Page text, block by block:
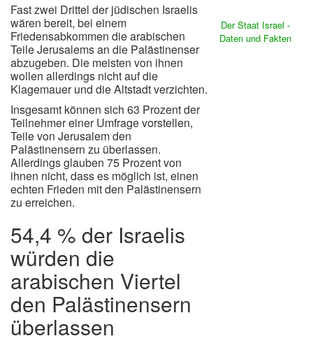
Fast zwei Drittel der jüdischen Israelis
wären bereit, bei einem
Friedensabkommen die arabischen
Teile Jerusalems an die Palästinenser
abzugeben. Die meisten von ihnen
wollen allerdings nicht auf die
Klagemauer und die Altstadt verzichten.
Insgesamt können sich 63 Prozent der
Teilnehmer einer Umfrage vorstellen,
Teile von Jerusalem den
Palästinensern zu überlassen.
Allerdings glauben 75 Prozent von
ihnen nicht, dass es möglich ist, einen
echten Frieden mit den Palästinensern
zu erreichen.
54,4 % der Israelis
würden die
arabischen Viertel
den Palästinensern
überlassen
Der Staat Israel -
Daten und Fakten